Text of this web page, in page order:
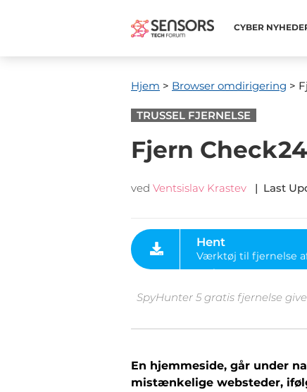
CYBER
Hjem > Browser omdirigering >
TRUSSEL FJERNELSE
Fjern
ved Ventsislav Krastev | Last
Værktøj til fjernelse af
malware
SpyHunter 5 gratis fjernelse
En hjemmeside, går under
mistænkelige websteder,